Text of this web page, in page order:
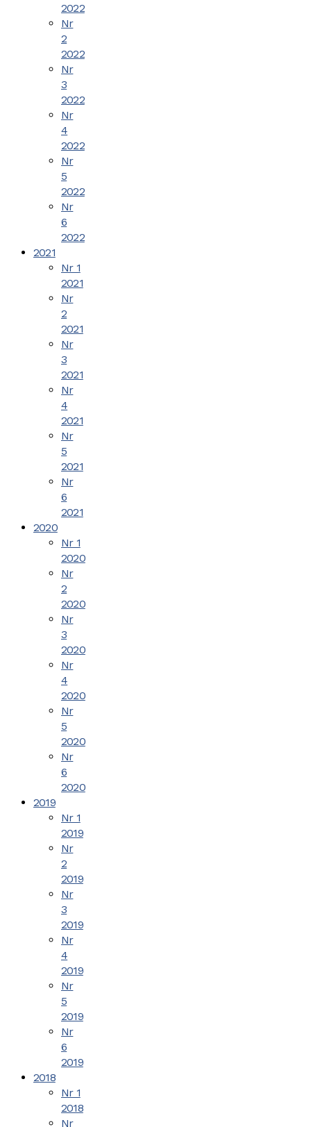
2022
Nr
2
2022
Nr
3
2022
Nr
4
2022
Nr
5
2022
Nr
6
2022
2021
Nr 1
2021
Nr
2
2021
Nr
3
2021
Nr
4
2021
Nr
5
2021
Nr
6
2021
2020
Nr 1
2020
Nr
2
2020
Nr
3
2020
Nr
4
2020
Nr
5
2020
Nr
6
2020
2019
Nr 1
2019
Nr
2
2019
Nr
3
2019
Nr
4
2019
Nr
5
2019
Nr
6
2019
2018
Nr 1
2018
Nr